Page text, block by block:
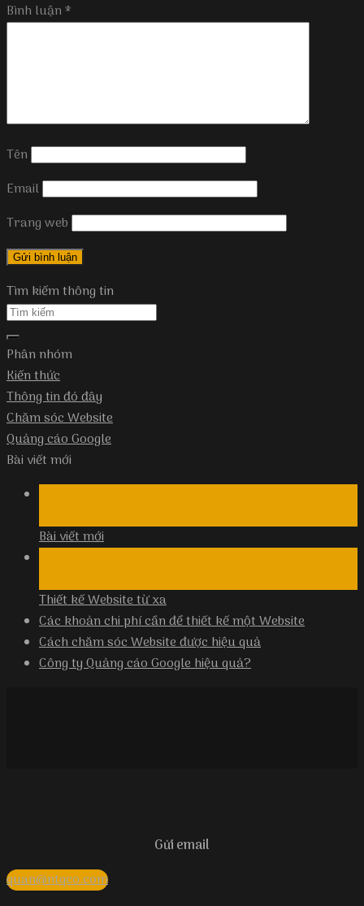
Bình luận*
Tên
Email
Trang web
Tìm kiếm thông tin
Phân nhóm
Kiến thức
Thông tin đó đây
Chăm sóc Website
Quảng cáo Google
Bài viết mới
Bài viết mới
Thiết kế Website từ xa
Các khoản chi phí cần để thiết kế một Website
Cách chăm sóc Website được hiệu quả
Công ty Quảng cáo Google hiệu quả?
Gửi email
quan@ntqco.com